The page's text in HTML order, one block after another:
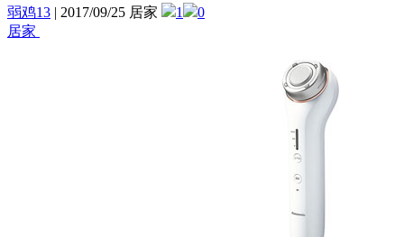
弱鸡13 | 2017/09/25 居家 1
0
居家